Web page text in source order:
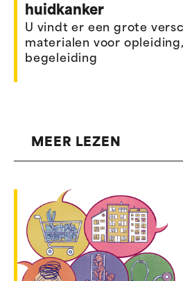
huidkanker
U vindt er een grote
materialen voor
begeleiding
MEER LEZEN